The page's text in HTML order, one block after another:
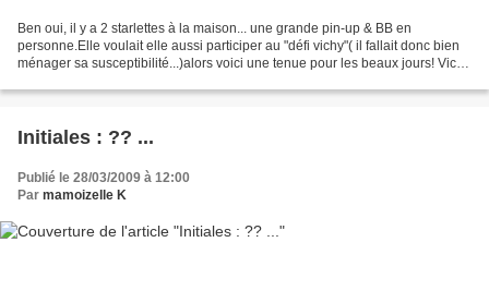
Ben oui, il y a 2 starlettes à la maison... une grande pin-up & BB en
personne.Elle voulait elle aussi participer au "défi vichy"( il fallait donc bien
ménager sa susceptibilité...)alors voici une tenue pour les beaux jours! Vichy
Initiales : ?? ...
Publié le 28/03/2009 à 12:00
Par mamoizelle K